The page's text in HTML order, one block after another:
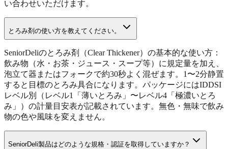
い合わせいただけます。
とろみ剤の使い方を教えてください。
SeniorDeliのとろみ剤（Clear Thickener）の基本的な使い方：
飲み物（水・お茶・ジュース・スープ等）に規定量を加え、
泡立て器またはフォークで約30秒よく混ぜます。1〜2分静置
すると目標のとろみ具合になります。パッケージにはIDDSI
レベル別（レベル1「薄いとろみ」〜レベル4「極濃いとろ
み」）の計量目安表が記載されています。無色・無味で飲み
物の色や風味を変えません。
SeniorDeli製品はどのような規格・認証を取得していますか？